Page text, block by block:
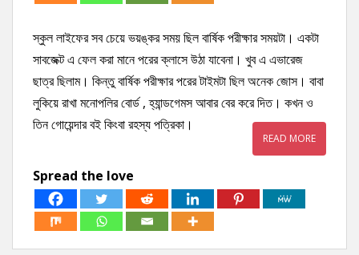
স্কুল লাইফের সব চেয়ে ভয়ঙ্কর সময় ছিল বার্ষিক পরীক্ষার সময়টা। একটা
সাবজেক্ট এ ফেল করা মানে পরের ক্লাসে উঠা যাবেনা। খুব এ এভারেজ
ছাত্র ছিলাম। কিন্তু বার্ষিক পরীক্ষার পরের টাইমটা ছিল অনেক জোস। বাবা
লুকিয়ে রাখা মনোপলির বোর্ড , হ্যান্ডগেমস আবার বের করে দিত। কখন ও
তিন গোয়েন্দার বই কিংবা রহস্য পত্রিকা।
READ MORE
Spread the love